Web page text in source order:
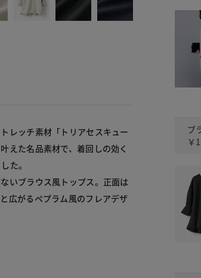
レッチ素材「トリアセスキュー
えた名品素材で、着回しの効く
た。
いブラウス風トップス。正面は
広がるペプラム風のフレアデザ
ブ
￥